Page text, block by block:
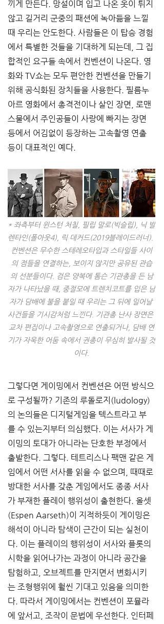
끼게 만든다. 망설이며 입고 나온 옷이 튀지
않고 길거리 군중의 패션에 녹아듦을 느낄
때 우리는 안도한다. 사람들은 이 탑승 경험
에서 특별한 것들을 기대하게 되는데, 그 집
합적인 요구들 속에서 컨벤션이 나온다. 영
화와 TV쇼는 모두 편안한 컨벤션을 만들기
위해 공식화된 장치들을 사용한다. 필름누
아르 영화에서 총격전이나 살인 장면, 로맨
스물에서 주인공들이 사랑에 빠지는 장면
등에서 어김없이 등장하는 고속촬영 연출
등이 대표적인 예다.
* 좌측부터 윈스턴 처칠, 필립 말로(빅슬립), 닉 발
렌타인(폴아웃4), 릭 데커드(2019블레이드러너).
컨벤션은 무수한 스테레오타입과 스타일들 사이
의 점들을 연결하는, 보이지 않지만 공유된 관습
의 선분들이다. 검은 양복에 톰슨 기관총을 든 남
자가 나타났을 때, 중절모에 트렌치코트를 입은 남
자가 담배에 불을 붙일 때 우리는 그 뒤에 일어날
사건들을 기시감처럼 느낀다. 기관총 난사 장면은
교차 편집이나 고속촬영으로 연출되거나, 담배 연
기가 자욱한 어둠 속에서 권총이 무심히 발사될 것
이다.
그렇다면 게이밍에서 컨벤션은 어떤 방식으
로 구성될까? 기존의 루돌로지(ludology)
의 논의들은 디지털게임을 텍스트라고 부
를 수 있는지부터 의심했다. 이는 서사가 게
이밍의 토대가 아니라는 단호한 부정에서
출발한다. 그렇다. 테트리스나 팩맨 같은 게
임에서 어떤 서사를 읽을 수 없으며, 때때로
방대한 서사를 갖춘 게임에서도 종종 서사
가 부재한 플레이 행위성이 출현한다. 올셋
(Espen Aarseth)이 지적하듯이 게이밍은
해석이 아니라 탐색이 근간이 되는 실천이
다. 이는 플레이의 행위성이 서사와 플롯의
시학을 읽어나가는 과정이 아니라 공간을
탐험하고, 오브젝트를 만지면서 변화시키
는 조형행위에 훨씬 기대고 있음을 의미한
다. 따라서 게이밍에서는 컨벤션이 포뮬라
에 앞서고, 조작이 문법에 우선한다. 인터페